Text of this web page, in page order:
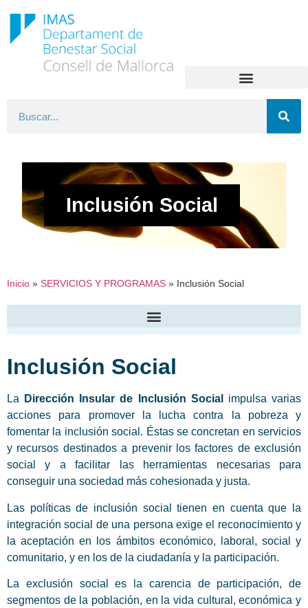
Inclusión Social
Inicio » SERVICIOS Y PROGRAMAS » Inclusión Social
Inclusión Social
La Dirección Insular de Inclusión Social
impulsa varias
acciones para promover la lucha contra la pobreza y
fomentar la inclusión social. Éstas se concretan en servicios
y recursos destinados a prevenir los factores de exclusión
social y a facilitar las herramientas necesarias para
conseguir una sociedad más cohesionada y justa.
Las políticas de inclusión social tienen en cuenta que la
integración social de una persona exige el reconocimiento y
la aceptación en los ámbitos económico, laboral, social y
comunitario, y en los de la ciudadanía y la participación.
La exclusión social es la carencia de participación, de
segmentos de la población, en la vida cultural, económica y